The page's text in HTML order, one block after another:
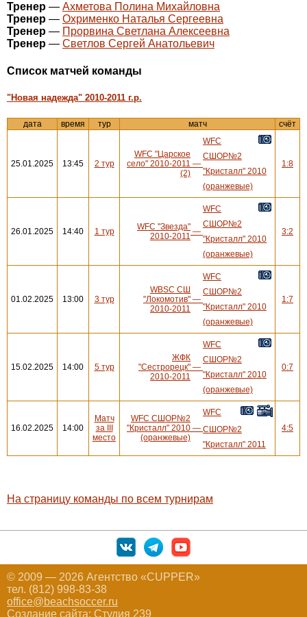
Тренер — Ахметова Полина Михайловна
Тренер — Охрименко Наталья Сергеевна
Тренер — Прорвина Светлана Алексеевна
Тренер — Светлов Сергей Анатольевич
Cписок матчей команды
"Новая надежда" 2010-2011 г.р.
дата время тур матч счёт
25.01.2025 13:45 2 тур
WFC "Царское
село" 2010-2011
(2)
—
WFC
СШОР№2
"Кристалл" 2010
(оранжевые)
1:8
26.01.2025 14:40 1 тур
WFC "Звезда"
2010-2011 —
WFC
СШОР№2
"Кристалл" 2010
(оранжевые)
3:2
01.02.2025 13:00 3 тур
WBSC СШ
"Локомотив"
2010-2011
—
WFC
СШОР№2
"Кристалл" 2010
(оранжевые)
1:7
15.02.2025 14:00 5 тур
ЖФК
"Сестрорецк"
2010-2011
—
WFC
СШОР№2
"Кристалл" 2010
(оранжевые)
0:7
16.02.2025 14:00
Матч
за III
место
WFC СШОР№2
"Кристалл" 2010
(оранжевые)
—
WFC
СШОР№2
"Кристалл" 2011
4:5
На страницу команды по всем турнирам
© 2009 — 2026 Агентство «CUPPER»
тел. (812) 998-83-38
office@beachsoccer.ru
Создание сайта: Студия 239